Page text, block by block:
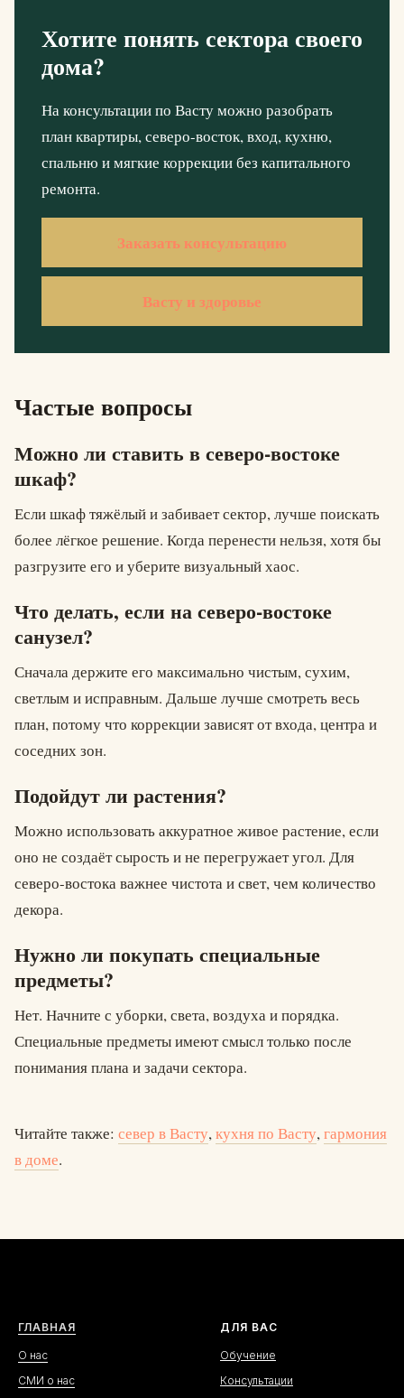
Хотите понять сектора своего
дома?
На консультации по Васту можно разобрать
план квартиры, северо-восток, вход, кухню,
спальню и мягкие коррекции без капитального
ремонта.
Заказать консультацию
Васту и здоровье
Частые вопросы
Можно ли ставить в северо-востоке
шкаф?
Если шкаф тяжёлый и забивает сектор, лучше поискать
более лёгкое решение. Когда перенести нельзя, хотя бы
разгрузите его и уберите визуальный хаос.
Что делать, если на северо-востоке
санузел?
Сначала держите его максимально чистым, сухим,
светлым и исправным. Дальше лучше смотреть весь
план, потому что коррекции зависят от входа, центра и
соседних зон.
Подойдут ли растения?
Можно использовать аккуратное живое растение, если
оно не создаёт сырость и не перегружает угол. Для
северо-востока важнее чистота и свет, чем количество
декора.
Нужно ли покупать специальные
предметы?
Нет. Начните с уборки, света, воздуха и порядка.
Специальные предметы имеют смысл только после
понимания плана и задачи сектора.
Читайте также: север в Васту,кухня по Васту,гармония
в доме.
ГЛАВНАЯ
О нас
СМИ о нас
ДЛЯ ВАС
Обучение
Консультации